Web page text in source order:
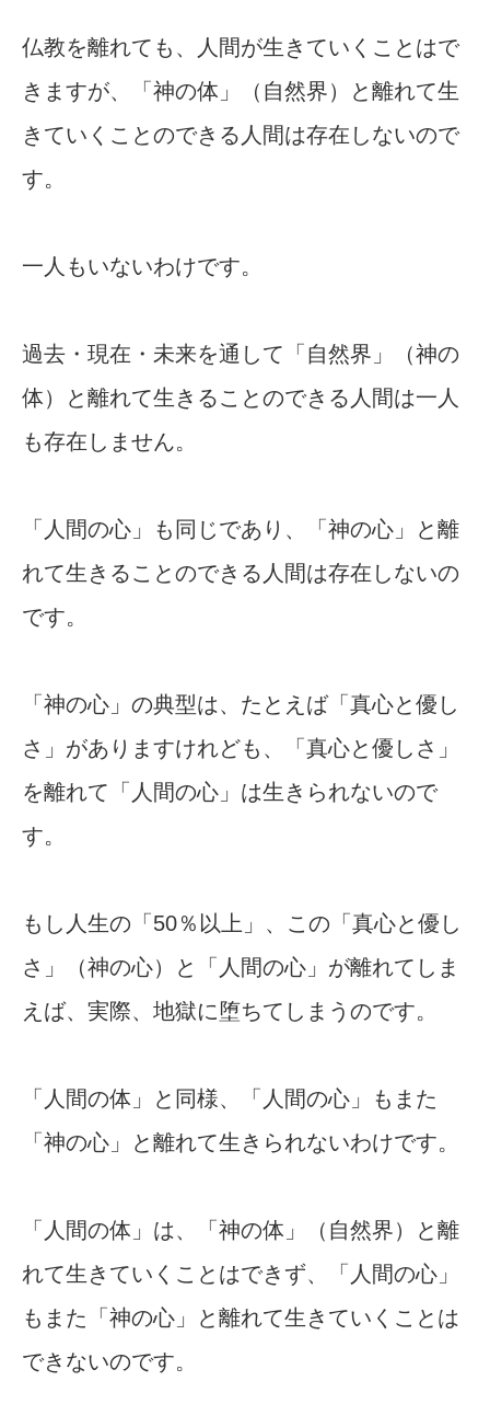
仏教を離れても、人間が生きていくことはで
きますが、「神の体」（自然界）と離れて生
きていくことのできる人間は存在しないので
す。
一人もいないわけです。
過去・現在・未来を通して「自然界」（神の
体）と離れて生きることのできる人間は一人
も存在しません。
「人間の心」も同じであり、「神の心」と離
れて生きることのできる人間は存在しないの
です。
「神の心」の典型は、たとえば「真心と優し
さ」がありますけれども、「真心と優しさ」
を離れて「人間の心」は生きられないので
す。
もし人生の「50％以上」、この「真心と優し
さ」（神の心）と「人間の心」が離れてしま
えば、実際、地獄に堕ちてしまうのです。
「人間の体」と同様、「人間の心」もまた
「神の心」と離れて生きられないわけです。
「人間の体」は、「神の体」（自然界）と離
れて生きていくことはできず、「人間の心」
もまた「神の心」と離れて生きていくことは
できないのです。